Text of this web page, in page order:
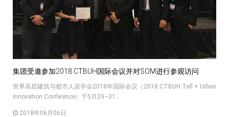
集团受邀参加2018 CTBUH国际会议并对SOM进行参观访问
世界高层建筑与都市人居学会2018年国际会议（2018 CTBUH Tall + Urban
Innovation Conference）于5月29~31...
2018年06月06日